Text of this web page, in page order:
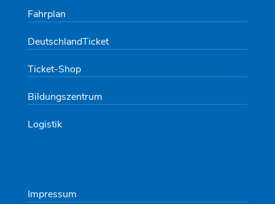
Fahrplan
DeutschlandTicket
Ticket-Shop
Bildungszentrum
Logistik
Impressum